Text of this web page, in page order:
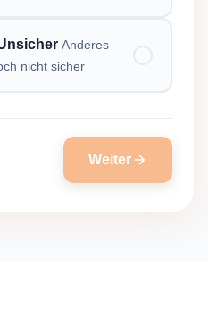
Anderes
nicht sicher
Weiter